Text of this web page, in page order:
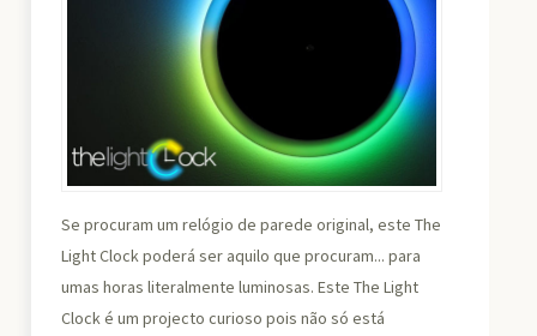
Se procuram um relógio de parede original, este The
Light Clock poderá ser aquilo que procuram... para
umas horas literalmente luminosas. Este The Light
Clock é um projecto curioso pois não só está